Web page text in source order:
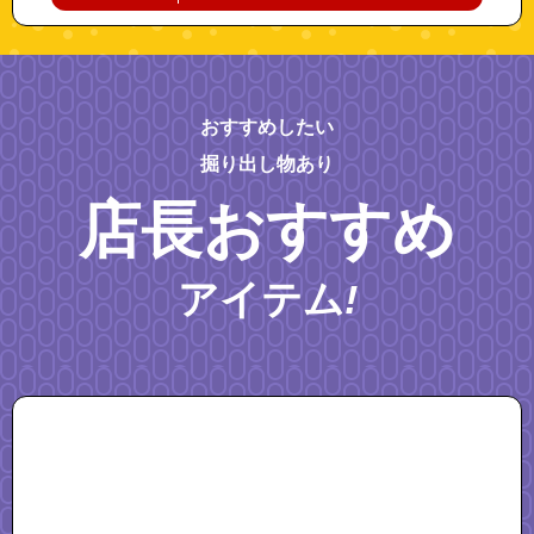
おすすめしたい
掘り出し物あり
店長おすすめ
アイテム!
"newneo"